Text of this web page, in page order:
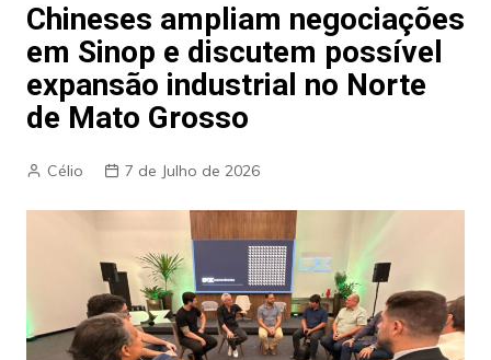
Chineses ampliam negociações
em Sinop e discutem possível
expansão industrial no Norte
de Mato Grosso
Célio 7 de Julho de 2026